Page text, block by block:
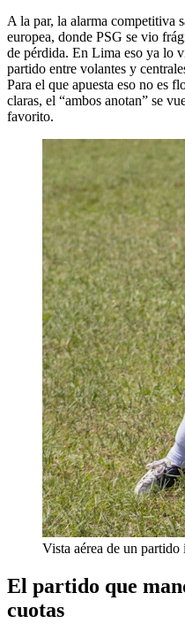
A la par, la alarma competitiva
europea, donde PSG se vio
de pérdida. En Lima eso ya lo
partido entre volantes y
Para el que apuesta eso no es
claras, el “ambos anotan” se
favorito.
Vista aérea de un
El partido que
cuotas